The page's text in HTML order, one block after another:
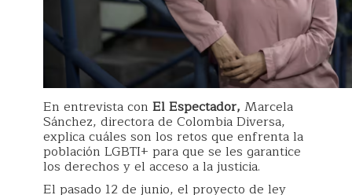
En entrevista con El Espectador, Marcela
Sánchez, directora de Colombia Diversa,
explica cuáles son los retos que enfrenta la
población LGBTI+ para que se les garantice
los derechos y el acceso a la justicia.
El pasado 12 de junio, el proyecto de ley